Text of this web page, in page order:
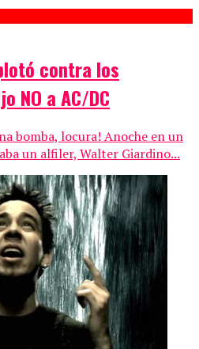
contra los
NO a AC/DC
bomba, locura! Anoche en un
un alfiler, Walter Giardino...